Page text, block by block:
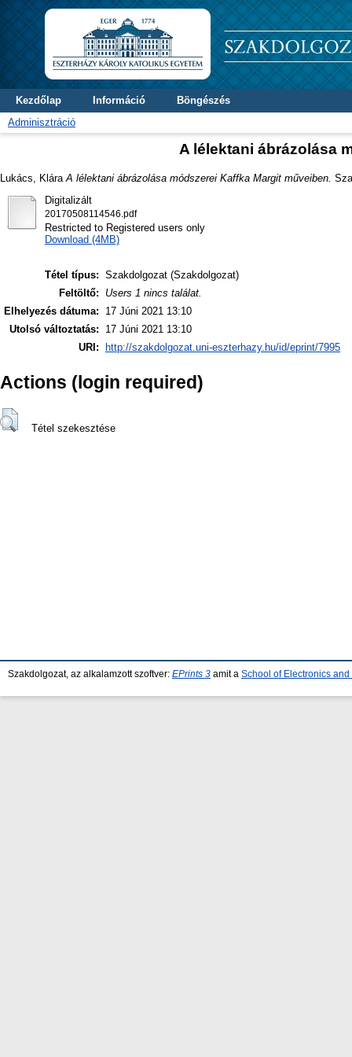
Kezdőlap Információ
Böngészés
Adminisztráció
A lélektani ábrázolása
Lukács, Klára A lélektani ábrázolása módszerei Kaffka Margit műveiben.
Digitalizált
20170508114546.pdf
Restricted to Registered users only
Download (4MB)
Tétel típus: Szakdolgozat (Szakdolgozat)
Feltöltő:
Users 1 nincs találat.
Elhelyezés dátuma:
17 Júni 2021 13:10
Utolsó változtatás:
17 Júni 2021 13:10
URI:
http://szakdolgozat.uni-eszterhazy.hu/id/eprint/7995
Actions (login required)
Tétel szekesztése
Szakdolgozat, az alkalamzott szoftver: EPrints 3 amit a School of Electronics